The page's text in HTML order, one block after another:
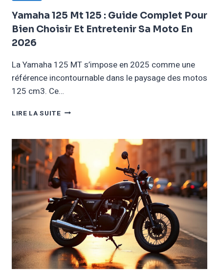
Yamaha 125 Mt 125 : Guide Complet Pour
Bien Choisir Et Entretenir Sa Moto En
2026
La Yamaha 125 MT s’impose en 2025 comme une
référence incontournable dans le paysage des motos
125 cm3. Ce…
LIRE LA SUITEYAMAHA
125
:
GUIDE
COMPLET
POUR
BIEN
CHOISIR
ET
ENTRETENIR
SA
MOTO
EN
2026